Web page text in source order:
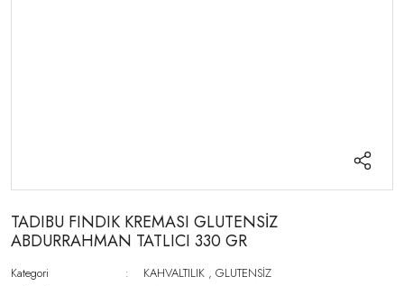
TADIBU FINDIK KREMASI GLUTENSİZ
ABDURRAHMAN TATLICI 330 GR
Kategori KAHVALTILIK ,GLUTENSİZ